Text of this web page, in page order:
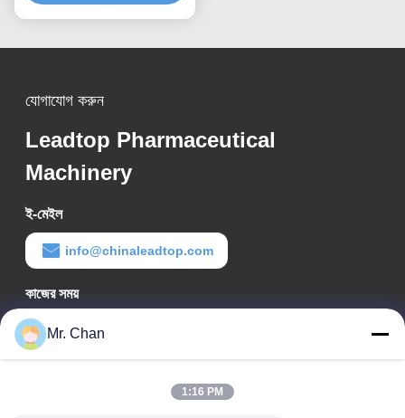
যোগাযোগ করুন
Leadtop Pharmaceutical
Machinery
ই-মেইল
info@chinaleadtop.com
কাজের সময়
8:30-22:30
আমাদের ঠিকানা
Mr. Chan
1:16 PM